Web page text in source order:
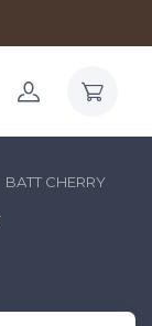
BATT CHERRY